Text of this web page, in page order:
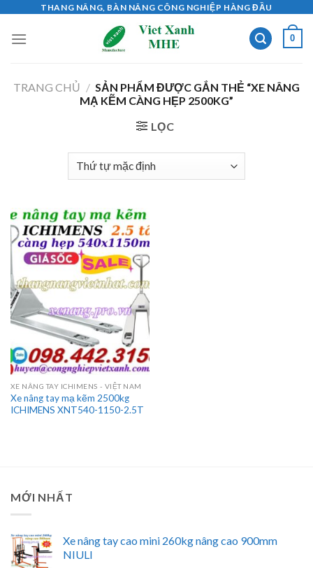
content
THANG NÂNG, BÀN NÂNG CÔNG NGHIỆP HÀNG ĐẦU
0
TRANG CHỦ / SẢN PHẨM ĐƯỢC GẮN THẺ “XE NÂNG
MẠ KẼM CÀNG HẸP 2500KG”
LỌC
XE NÂNG TAY ICHIMENS - VIỆT NAM
Xe nâng tay mạ kẽm 2500kg
ICHIMENS XNT540-1150-2.5T
MỚI NHẤT
Xe nâng tay cao mini 260kg nâng cao 900mm
NIULI